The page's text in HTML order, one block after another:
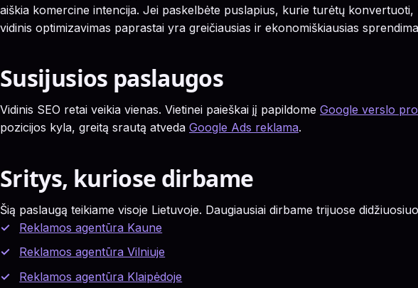
aiškia komercine intencija. Jei paskelbėte puslapius, kurie turėtų konvertuoti,
vidinis optimizavimas paprastai yra greičiausias ir ekonomiškiausias
Susijusios paslaugos
Vidinis SEO retai veikia vienas. Vietinei paieškai jį papildome Google verslo
pozicijos kyla, greitą srautą atveda Google Ads reklama.
Sritys, kuriose dirbame
Šią paslaugą teikiame visoje Lietuvoje. Daugiausiai dirbame trijuose
Reklamos agentūra Kaune
Reklamos agentūra Vilniuje
Reklamos agentūra Klaipėdoje